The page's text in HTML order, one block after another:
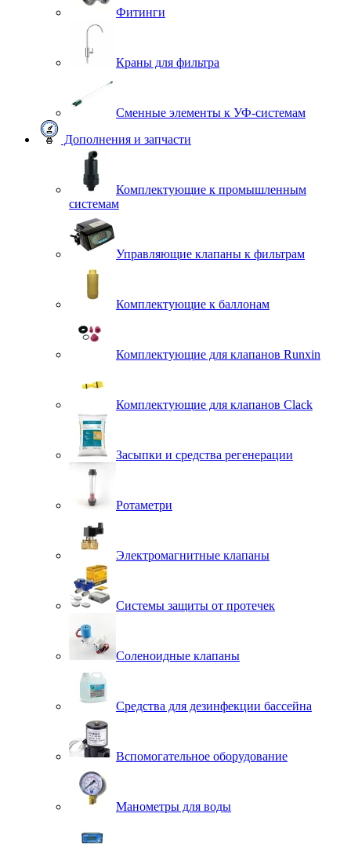
Фитинги
Краны для фильтра
Сменные элементы к УФ-системам
Дополнения и запчасти
Комплектующие к промышленным
системам
Управляющие клапаны к фильтрам
Комплектующие к баллонам
Комплектующие для клапанов Runxin
Комплектующие для клапанов Clack
Засыпки и средства регенерации
Ротаметри
Электромагнитные клапаны
Системы защиты от протечек
Соленоидные клапаны
Средства для дезинфекции бассейна
Вспомогательное оборудование
Манометры для воды